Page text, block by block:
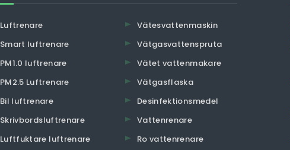
Luftrenare
Smart luftrenare
PM1.0 luftrenare
PM2.5 Luftrenare
Bil luftrenare
Skrivbordsluftrenare
Luftfuktare luftrenare
Vätesvattenmaskin
Vätgasvattenspruta
Vätet vattenmakare
Vätgasflaska
Desinfektionsmedel
Vattenrenare
Ro vattenrenare